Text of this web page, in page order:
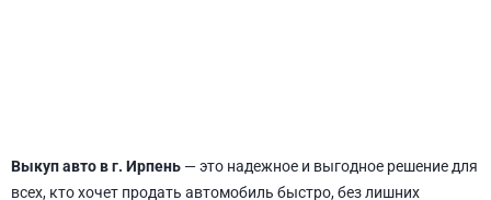
Выкуп авто в г. Ирпень — это надежное и выгодное решение для
всех, кто хочет продать автомобиль быстро, без лишних